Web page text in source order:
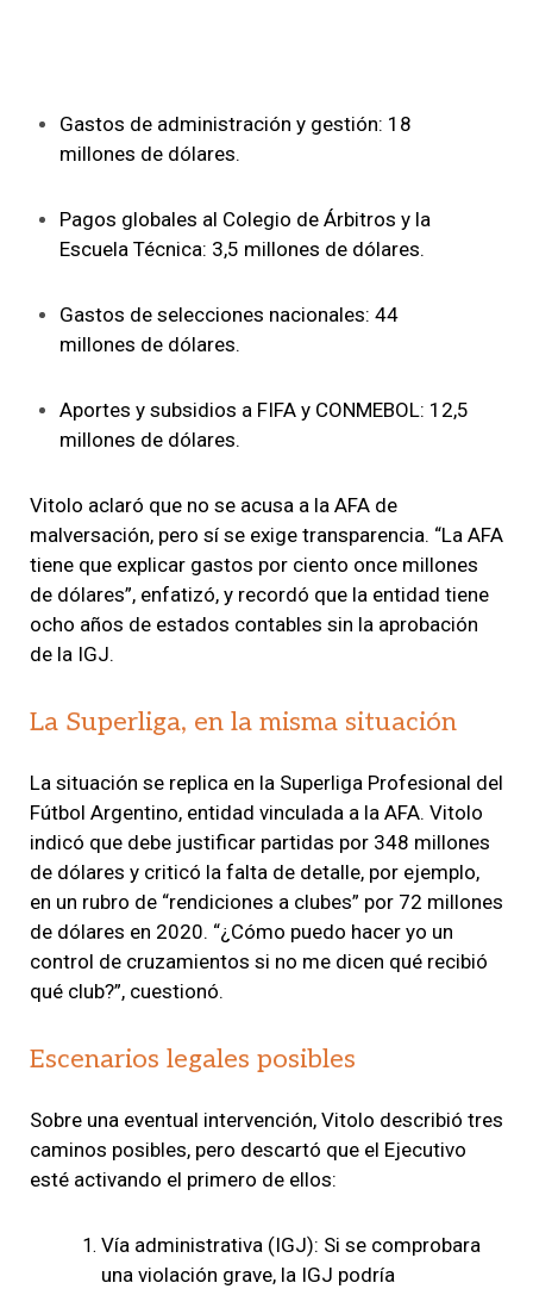
Gastos de administración y gestión: 18
millones de dólares.
Pagos globales al Colegio de Árbitros y la
Escuela Técnica: 3,5 millones de dólares.
Gastos de selecciones nacionales: 44
millones de dólares.
Aportes y subsidios a FIFA y CONMEBOL: 12,5
millones de dólares.
Vitolo aclaró que no se acusa a la AFA de
malversación, pero sí se exige transparencia. “La AFA
tiene que explicar gastos por ciento once millones
de dólares”, enfatizó, y recordó que la entidad tiene
ocho años de estados contables sin la aprobación
de la IGJ.
La Superliga, en la misma situación
La situación se replica en la Superliga Profesional del
Fútbol Argentino, entidad vinculada a la AFA. Vitolo
indicó que debe justificar partidas por 348 millones
de dólares y criticó la falta de detalle, por ejemplo,
en un rubro de “rendiciones a clubes” por 72 millones
de dólares en 2020. “¿Cómo puedo hacer yo un
control de cruzamientos si no me dicen qué recibió
qué club?”, cuestionó.
Escenarios legales posibles
Sobre una eventual intervención, Vitolo describió tres
caminos posibles, pero descartó que el Ejecutivo
esté activando el primero de ellos:
Vía administrativa (IGJ): Si se comprobara
una violación grave, la IGJ podría